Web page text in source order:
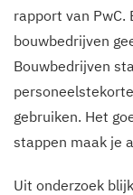
rapport van PwC.
bouwbedrijven
Bouwbedrijven
gebruiken. Het
stappen maak je
Uit onderzoek